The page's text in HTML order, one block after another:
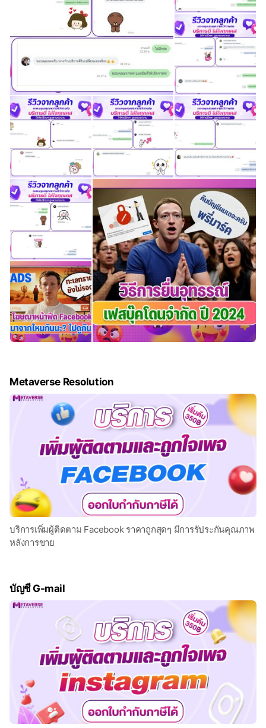
Metaverse Resolution
บริการเพิ่มผู้ติดตาม Facebook ราคาถูกสุดๆ มีการรัประกันคุณภาพ
หลังการขาย
บัญชี G-mail